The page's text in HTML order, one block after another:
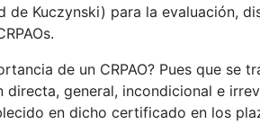
de Kuczynski) para la evaluación,
de un CRPAO? Pues que se
directa, general, incondicional e
en dicho certificado en los